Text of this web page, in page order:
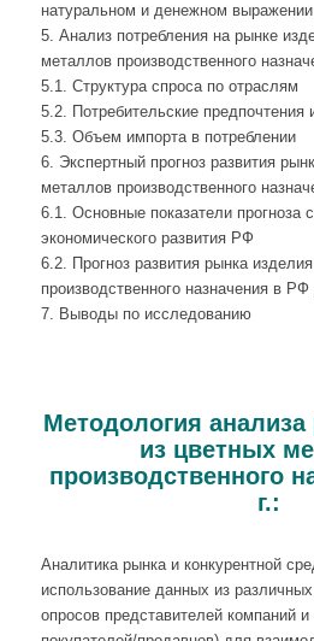
натуральном и денежном выражении
5. Анализ потребления на рынке
металлов производственного
5.1. Структура спроса по отраслям
5.2. Потребительские предпочтения
5.3. Объем импорта в потреблении
6. Экспертный прогноз развития
металлов производственного
6.1. Основные показатели прогноза
экономического развития РФ
6.2. Прогноз развития рынка
производственного назначения в РФ
7. Выводы по исследованию
Методология
из цветных
производственного
г.:
Аналитика рынка и конкурентной
использование данных из
опросов представителей компаний